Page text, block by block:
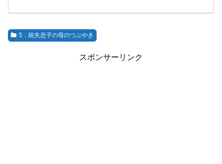
5．統失息子の母のつぶやき
スポンサーリンク